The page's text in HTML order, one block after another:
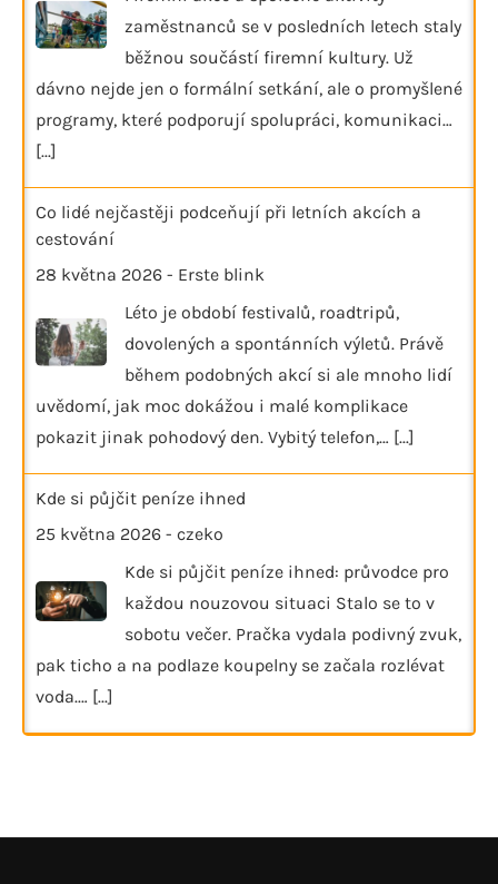
zaměstnanců se v posledních letech staly
běžnou součástí firemní kultury. Už
dávno nejde jen o formální setkání, ale o promyšlené
programy, které podporují spolupráci, komunikaci…
[...]
Co lidé nejčastěji podceňují při letních akcích a
cestování
28 května 2026 - Erste blink
Léto je období festivalů, roadtripů,
dovolených a spontánních výletů. Právě
během podobných akcí si ale mnoho lidí
uvědomí, jak moc dokážou i malé komplikace
pokazit jinak pohodový den. Vybitý telefon,… [...]
Kde si půjčit peníze ihned
25 května 2026 - czeko
Kde si půjčit peníze ihned: průvodce pro
každou nouzovou situaci Stalo se to v
sobotu večer. Pračka vydala podivný zvuk,
pak ticho a na podlaze koupelny se začala rozlévat
voda.… [...]